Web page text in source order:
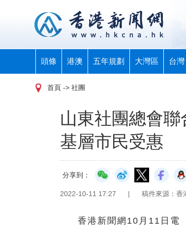
頭條 港澳 五年規劃 大灣區 台灣
首頁 -> 社團
山東社團總會
基層市民受惠
分享到：
2022-10-11 17:27 | 稿件來源：香
香港新聞網10月11日電